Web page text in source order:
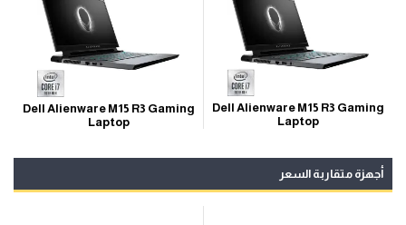
Dell Alienware M15 R3 Gaming
Laptop
Dell Alienware M15 R3 Gaming
Laptop
أجهزة متقاربة السعر